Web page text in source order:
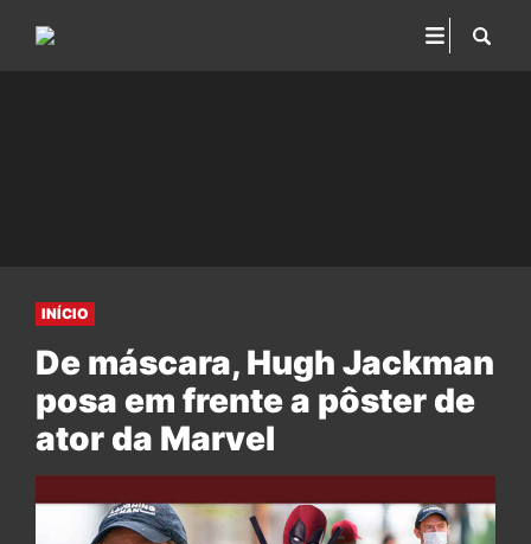
INÍCIO
De máscara, Hugh Jackman
posa em frente a pôster de
ator da Marvel